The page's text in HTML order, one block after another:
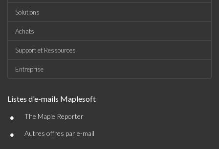
Solutions
Achats
Support et Ressources
Entreprise
Listes d'e-mails Maplesoft
• The Maple Reporter
• Autres offres par e-mail